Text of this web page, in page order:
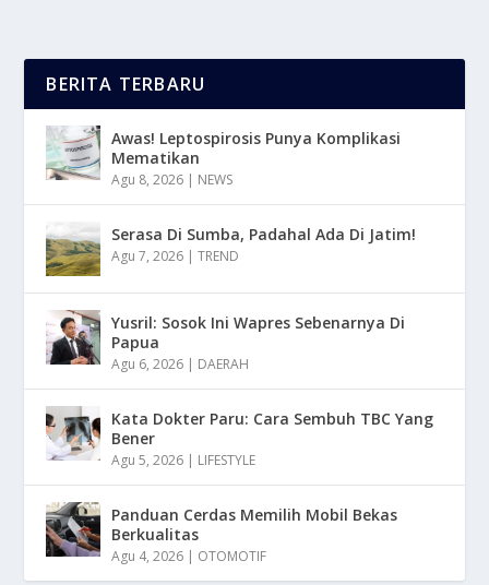
BERITA TERBARU
Awas! Leptospirosis Punya Komplikasi
Mematikan
Agu 8, 2026 | NEWS
Serasa Di Sumba, Padahal Ada Di Jatim!
Agu 7, 2026 |TREND
Yusril: Sosok Ini Wapres Sebenarnya Di
Papua
Agu 6, 2026 | DAERAH
Kata Dokter Paru: Cara Sembuh TBC Yang
Bener
Agu 5, 2026 | LIFESTYLE
Panduan Cerdas Memilih Mobil Bekas
Berkualitas
Agu 4, 2026 | OTOMOTIF